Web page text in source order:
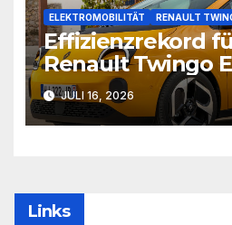
ELEKTROMOBILITÄT RENAULT
Effizienzrekord
Renault Twingo
JULI 16, 2026
Links